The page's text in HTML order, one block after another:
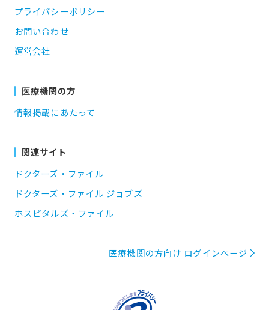
プライバシーポリシー
お問い合わせ
運営会社
医療機関の方
情報掲載にあたって
関連サイト
ドクターズ・ファイル
ドクターズ・ファイル ジョブズ
ホスピタルズ・ファイル
医療機関の方向け ログインページ